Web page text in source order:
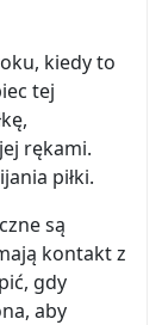
kiedy to
tej
rękami.
piłki.
są
kontakt z
gdy
aby